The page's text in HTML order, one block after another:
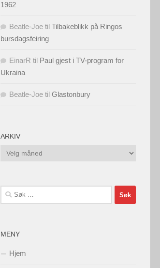
1962
Beatle-Joe til Tilbakeblikk på Ringos
bursdagsfeiring
EinarR til Paul gjest i TV-program for
Ukraina
Beatle-Joe til Glastonbury
ARKIV
Arkiv
Søk
etter:
MENY
Hjem